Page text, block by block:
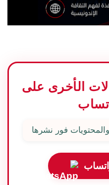
الأخرى على
فور نشرها